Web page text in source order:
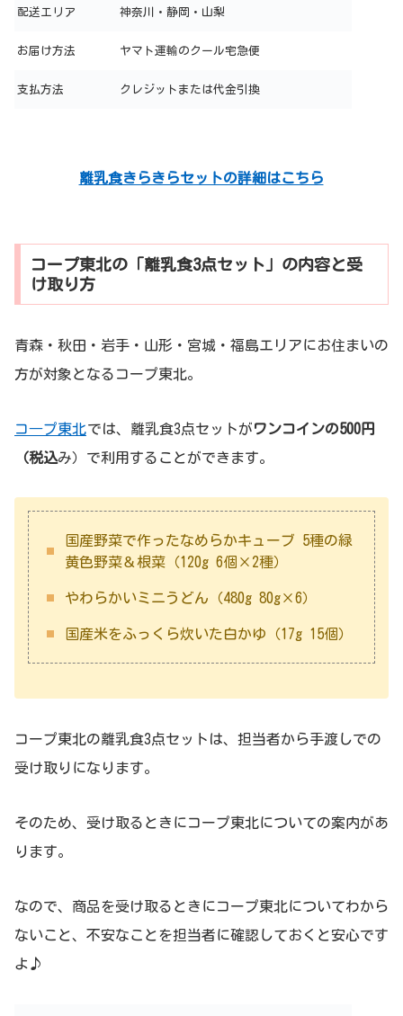
配送エリア 神奈川・静岡・山梨
お届け方法 ヤマト運輸のクール宅急便
支払方法 クレジットまたは代金引換
離乳食きらきらセットの詳細はこちら
コープ東北の「離乳食3点セット」の内容と受
け取り方
青森・秋田・岩手・山形・宮城・福島エリアにお住まいの
方が対象となるコープ東北。
コ―プ東北では、離乳食3点セットがワンコインの500円
（税込み）で利用することができます。
国産野菜で作ったなめらかキューブ 5種の緑
黄色野菜＆根菜（120g 6個×2種）
やわらかいミニうどん（480g 80g×6）
国産米をふっくら炊いた白かゆ（17g 15個）
コープ東北の離乳食3点セットは、担当者から手渡しでの
受け取りになります。
そのため、受け取るときにコープ東北についての案内があ
ります。
なので、商品を受け取るときにコープ東北についてわから
ないこと、不安なことを担当者に確認しておくと安心です
よ♪